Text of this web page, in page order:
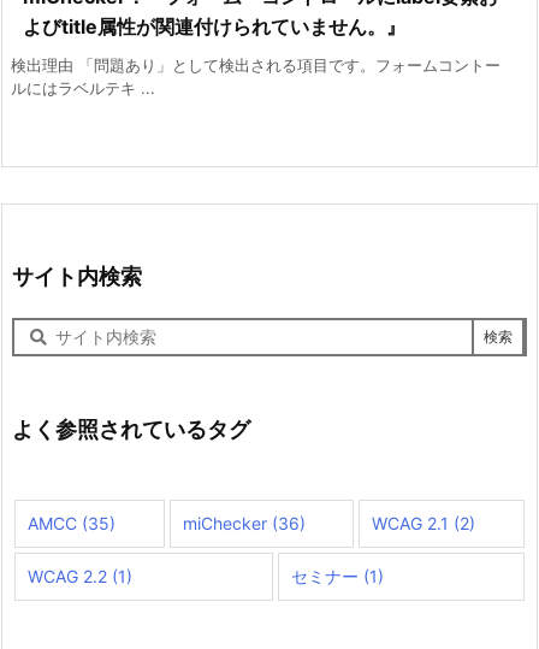
よびtitle属性が関連付けられていません。』
検出理由 「問題あり」として検出される項目です。フォームコントー
ルにはラベルテキ ...
サイト内検索
サ
イ
検
索
よく参照されているタグ
AMCC (35) miChecker(36) WCAG 2.1 (2)
WCAG 2.2 (1) セミナー (1)